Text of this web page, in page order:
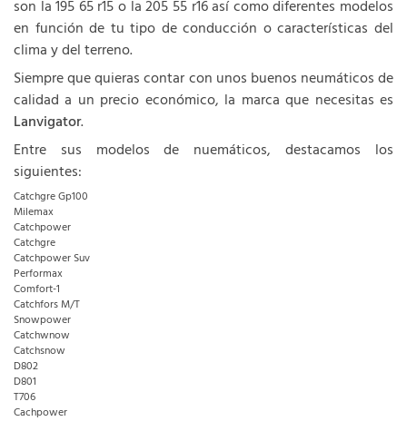
son la 195 65 r15 o la 205 55 r16 así como diferentes modelos
en función de tu tipo de conducción o características del
clima y del terreno.
Siempre que quieras contar con unos buenos neumáticos de
calidad a un precio económico, la marca que necesitas es
Lanvigator.
Entre sus modelos de nuemáticos, destacamos los
siguientes:
Catchgre Gp100
Milemax
Catchpower
Catchgre
Catchpower Suv
Performax
Comfort-1
Catchfors M/T
Snowpower
Catchwnow
Catchsnow
D802
D801
T706
Cachpower